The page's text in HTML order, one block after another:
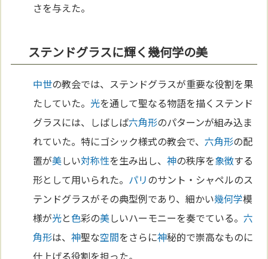
さを与えた。
ステンドグラスに輝く幾何学の美
中世の教会では、ステンドグラスが重要な役割を果
たしていた。 光を通して聖なる物語を描くステンド
グラスには、しばしば六角形のパターンが組み込ま
れていた。特にゴシック様式の教会で、六角形の配
置が美しい対称性を生み出し、神の秩序を象徴する
形として用いられた。 パリのサント・シャペルのス
テンドグラスがその典型例であり、細かい幾何学模
様が光と色彩の美しいハーモニーを奏でている。六
角形は、神聖な空間をさらに神秘的で崇高なものに
仕上げる役割を担った。